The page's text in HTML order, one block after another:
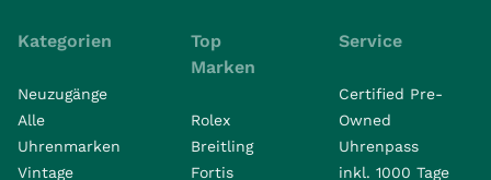
Kategorien
Neuzugänge
Alle
Uhrenmarken
Vintage
Top
Marken
Rolex
Breitling
Fortis
Service
Certified Pre-
Owned
Uhrenpass
inkl. 1000 Tage